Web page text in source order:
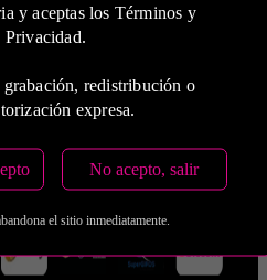
y aceptas los Términos y
redistribución o
expresa.
No acepto, salir
el sitio inmediatamente.
y preservativos
Pago: